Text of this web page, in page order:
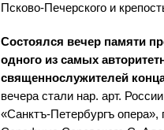
Псково-Печерского и
Состоялся вечер памяти
одного из самых
священнослужителей
вечера стали нар. арт.
«Санктъ-Петербургъ